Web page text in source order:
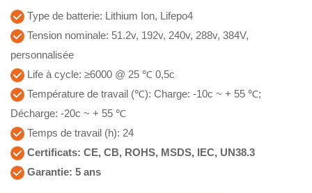
Type de batterie: Lithium Ion, Lifepo4
Tension nominale: 51.2v, 192v, 240v, 288v, 384V,
personnalisée
Life à cycle: ≥6000 @ 25 ℃ 0,5c
Température de travail (℃): Charge: -10c ~ + 55 ℃;
Décharge: -20c ~ + 55 ℃
Temps de travail (h): 24
Certificats: CE, CB, ROHS, MSDS, IEC, UN38.3
Garantie: 5 ans